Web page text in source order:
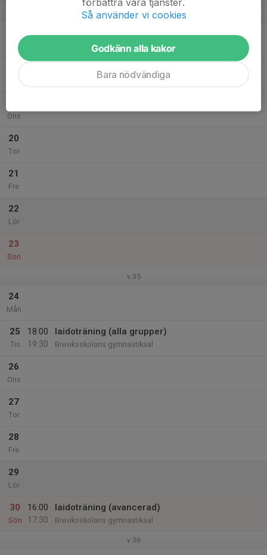
v.34
Mån
Ons
20
Tor
21
Fre
22
Lör
23
Sön
v.35
24
Mån
25
Tis
18:00
19:30
Iaidoträning (alla grupper)
Breviksskolans gymnastiksal
26
Ons
27
Tor
28
Fre
29
Lör
30
Sön
16:00
17:30
Iaidoträning (avancerad)
Breviksskolans gymnastiksal
v.36
Så använder vi cookies
Godkänn alla kakor
Bara nödvändiga